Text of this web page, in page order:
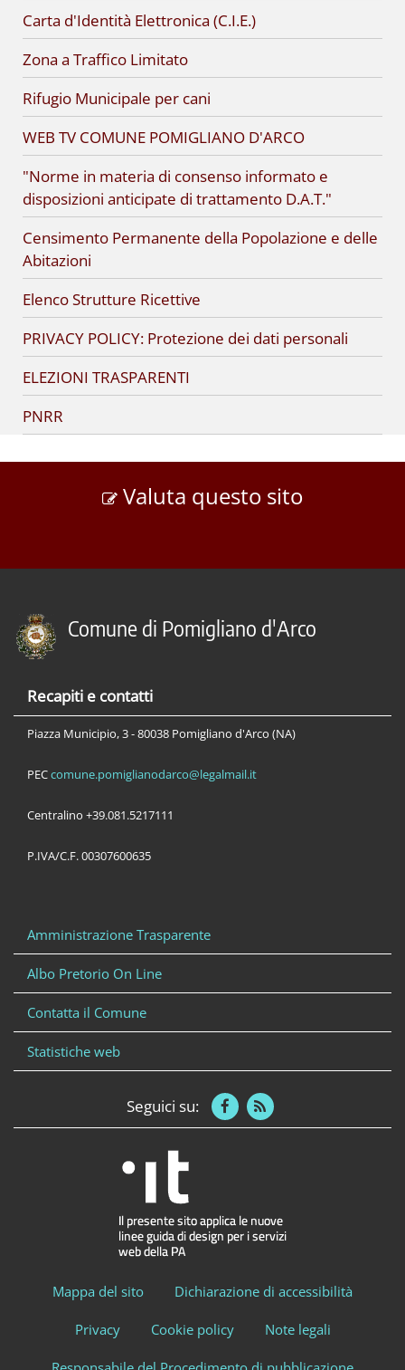
Carta d'Identità Elettronica (C.I.E.)
Zona a Traffico Limitato
Rifugio Municipale per cani
WEB TV COMUNE POMIGLIANO D'ARCO
"Norme in materia di consenso informato e
disposizioni anticipate di trattamento D.A.T."
Censimento Permanente della Popolazione e delle
Abitazioni
Elenco Strutture Ricettive
PRIVACY POLICY: Protezione dei dati personali
ELEZIONI TRASPARENTI
PNRR
Valuta questo sito
Comune di Pomigliano d'Arco
Recapiti e contatti
Piazza Municipio, 3 - 80038 Pomigliano d'Arco (NA)
PECcomune.pomiglianodarco@legalmail.it
Centralino +39.081.5217111
P.IVA/C.F. 00307600635
Amministrazione Trasparente
Albo Pretorio On Line
Contatta il Comune
Statistiche web
Seguici su:
Mappa del sito Dichiarazione di accessibilità
Privacy Cookie policy Note legali